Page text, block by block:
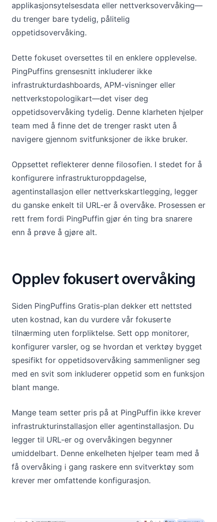
applikasjonsytelsesdata eller nettverksovervåking—
du trenger bare tydelig, pålitelig
oppetidsovervåking.
Dette fokuset oversettes til en enklere opplevelse.
PingPuffins grensesnitt inkluderer ikke
infrastrukturdashboards, APM-visninger eller
nettverkstopologikart—det viser deg
oppetidsovervåking tydelig. Denne klarheten hjelper
team med å finne det de trenger raskt uten å
navigere gjennom svitfunksjoner de ikke bruker.
Oppsettet reflekterer denne filosofien. I stedet for å
konfigurere infrastrukturoppdagelse,
agentinstallasjon eller nettverkskartlegging, legger
du ganske enkelt til URL-er å overvåke. Prosessen er
rett frem fordi PingPuffin gjør én ting bra snarere
enn å prøve å gjøre alt.
Opplev fokusert overvåking
Siden PingPuffins Gratis-plan dekker ett nettsted
uten kostnad, kan du vurdere vår fokuserte
tilnærming uten forpliktelse. Sett opp monitorer,
konfigurer varsler, og se hvordan et verktøy bygget
spesifikt for oppetidsovervåking sammenligner seg
med en svit som inkluderer oppetid som en funksjon
blant mange.
Mange team setter pris på at PingPuffin ikke krever
infrastrukturinstallasjon eller agentinstallasjon. Du
legger til URL-er og overvåkingen begynner
umiddelbart. Denne enkelheten hjelper team med å
få overvåking i gang raskere enn svitverktøy som
krever mer omfattende konfigurasjon.